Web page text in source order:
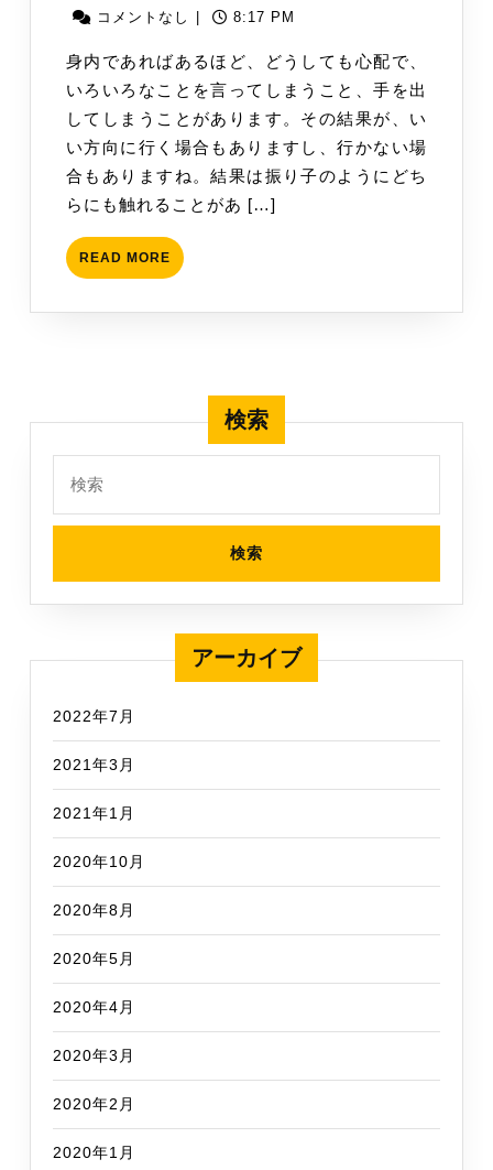
と
か
し
た
い
＞
不
安
と
安
年
月
1
日
コメントなし
| 8:17 PM
身内であればあるほど、どうしても心配で、
いろいろなことを言ってしまうこと、手を出
してしまうことがあります。その結果が、い
い方向に行く場合もありますし、行かない場
合もありますね。結果は振り子のようにどち
らにも触れることがあ […]
READ MORE READ
MORE
検索
索:
アーカイブ
2022年7月
2021年3月
2021年1月
2020年10月
2020年8月
2020年5月
2020年4月
2020年3月
2020年2月
2020年1月